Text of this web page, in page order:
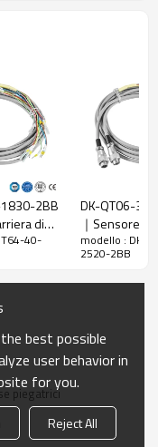
dell'emettitore e
2BB
di
40-
DK-QT06-
｜Sensore
fotoelettrica
｜DADISICK
modello : DK-
2520-2BB
piegatrici
best possible
user behavior in
for you.
Reject All